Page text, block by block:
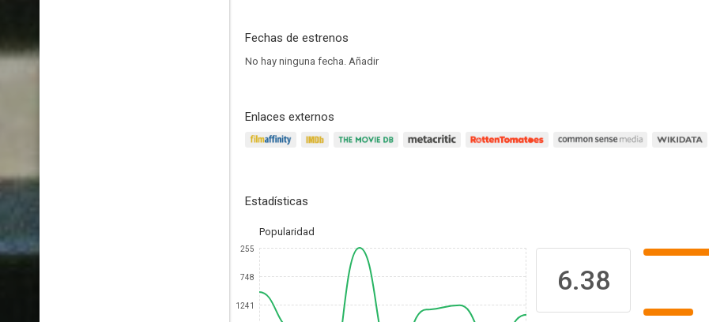
Fechas de estrenos
No hay ninguna fecha. Añadir
Enlaces externos
Estadísticas
Popularidad
255
748
1241
6.38